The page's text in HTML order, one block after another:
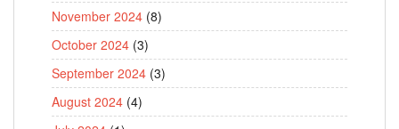
November 2024 (8)
October 2024 (3)
September 2024 (3)
August 2024 (4)